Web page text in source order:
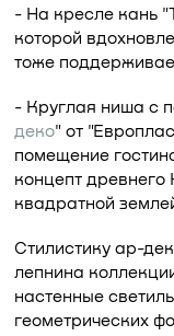
- На кресле кань
которой
тоже
- Круглая ниша с
деко" от
помещение
концепт древнего
квадратной
Стилистику ар-
лепнина
настенные
геометрических